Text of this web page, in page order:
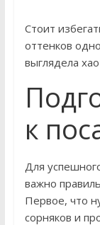
Стоит
оттенков
выглядела
к
Для
важно
Первое, что
сорняков и